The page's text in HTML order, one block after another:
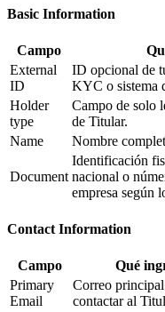
Basic Information
Campo
External
ID
ID opcional de
KYC o sistema
Holder
type
Campo de solo
de Titular.
Name Nombre
Document
Identificación
nacional o
empresa según
Contact Information
Campo Qué
Primary
Email
Correo principal
contactar al